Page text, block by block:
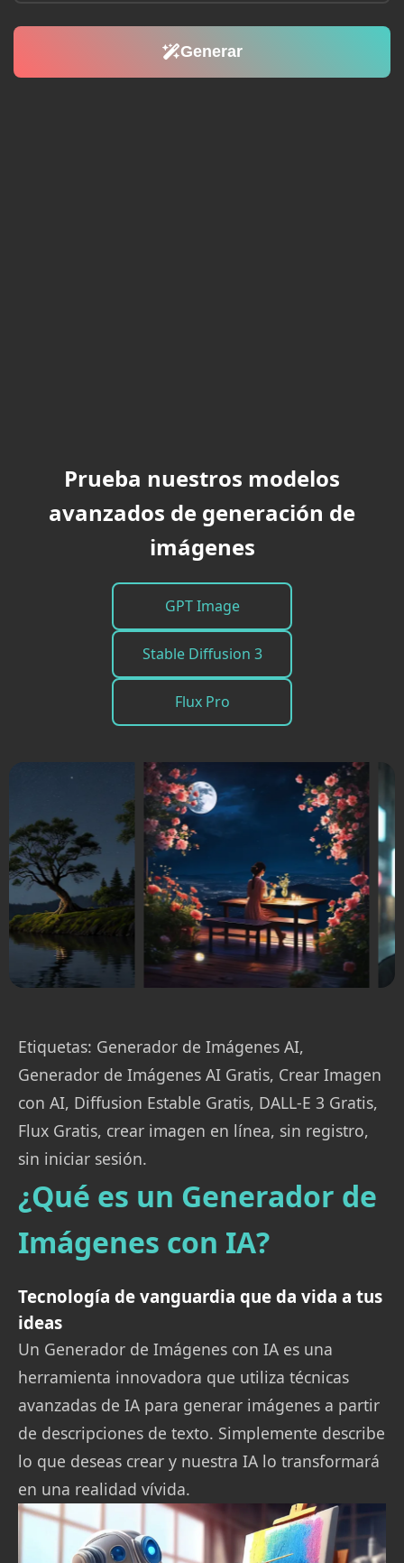
Generar
Prueba nuestros modelos
avanzados de generación de
imágenes
GPT Image
Stable Diffusion 3
Flux Pro
Etiquetas: Generador de Imágenes AI,
Generador de Imágenes AI Gratis, Crear Imagen
con AI, Diffusion Estable Gratis, DALL-E 3 Gratis,
Flux Gratis, crear imagen en línea, sin registro,
sin iniciar sesión.
¿Qué es un Generador de
Imágenes con IA?
Tecnología de vanguardia que da vida a tus
ideas
Un Generador de Imágenes con IA es una
herramienta innovadora que utiliza técnicas
avanzadas de IA para generar imágenes a partir
de descripciones de texto. Simplemente describe
lo que deseas crear y nuestra IA lo transformará
en una realidad vívida.